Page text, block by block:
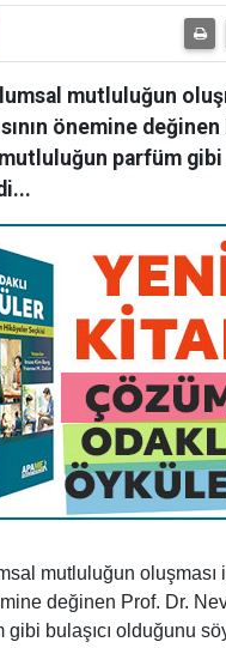
mutluluğun
önemine
parfüm gibi
mutluluğun oluşması
değinen Prof. Dr.
gibi bulaşıcı olduğunu